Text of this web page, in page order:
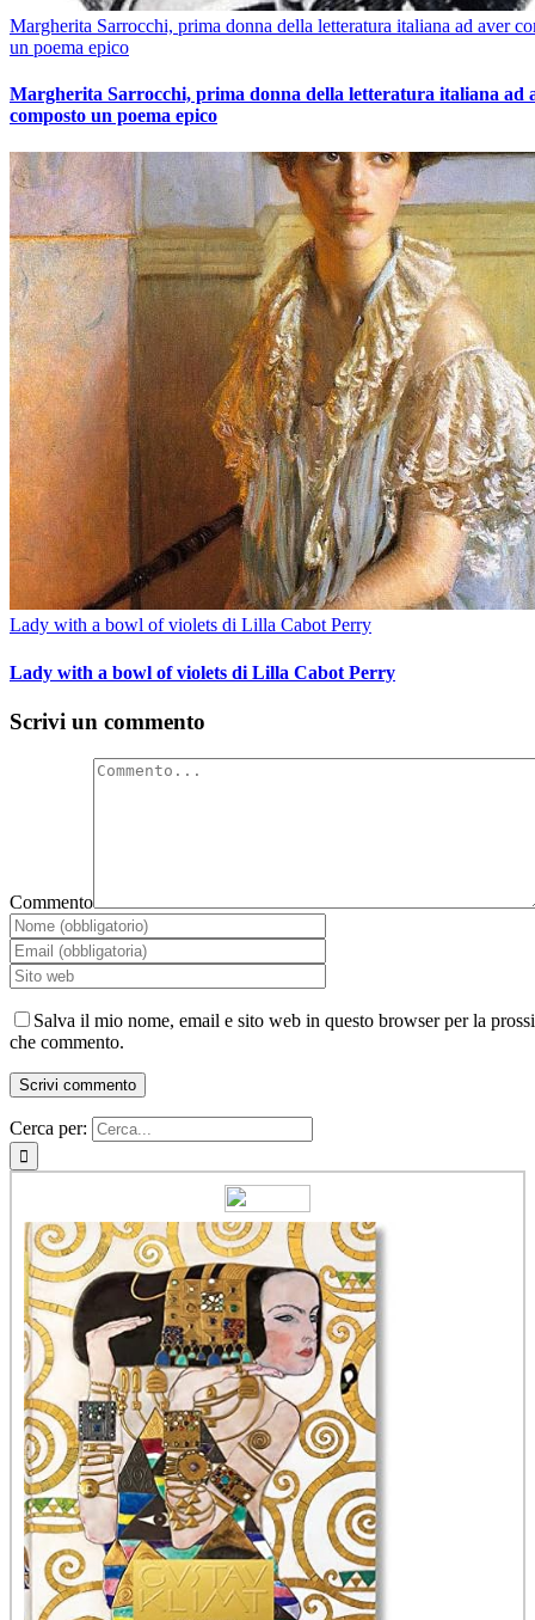
Margherita Sarrocchi, prima donna della letteratura italiana ad aver
un poema epico
Margherita Sarrocchi, prima donna della letteratura italiana ad
composto un poema epico
Lady with a bowl of violets di Lilla Cabot Perry
Lady with a bowl of violets di Lilla Cabot Perry
Scrivi un commento
Commento
Salva il mio nome, email e sito web in questo browser per la
che commento.
Cerca per: